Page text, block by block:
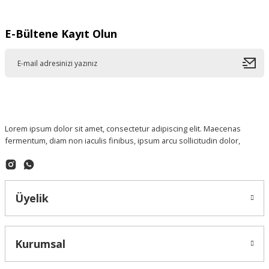
E-Bültene Kayıt Olun
Lorem ipsum dolor sit amet, consectetur adipiscing elit. Maecenas
fermentum, diam non iaculis finibus, ipsum arcu sollicitudin dolor,
Üyelik
Kurumsal